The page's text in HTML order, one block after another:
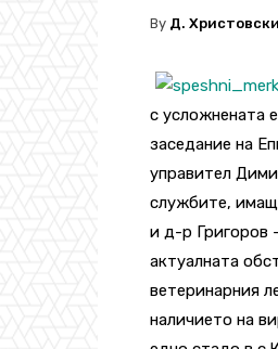
By Д. Христовски
с усложнената
заседание на
управител
службите,
и д-р Григоров
актуалната
ветеринарния
наличието на